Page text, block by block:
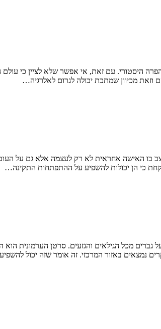
היסטורי. עם זאת, אי אפשר שלא לציין כי
מכיוון שמתכת יכולה לגרום לאלרגיה…
בו האישה אחראית לא רק לעצמה אלא גם על
כי הן יכולות להשפיע על ההתפתחות התקינה…
מכל הגילאים והגזעים. סרטן הערמונית
נמצאים באזור המרכזי. זה אומר שזה יכול